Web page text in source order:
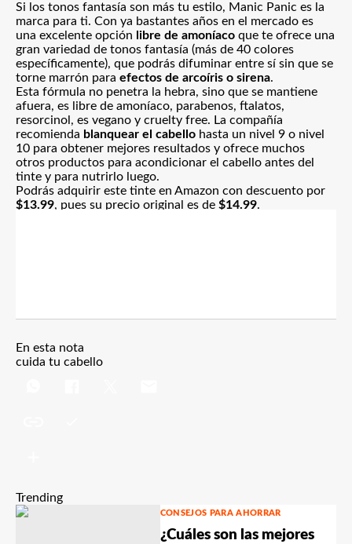
Si los tonos fantasía son más tu estilo, Manic Panic es la
marca para ti. Con ya bastantes años en el mercado es
una excelente opción libre de amoníaco que te ofrece una
gran variedad de tonos fantasía (más de 40 colores
específicamente), que podrás difuminar entre sí sin que se
torne marrón para efectos de arcoíris o sirena.
Esta fórmula no penetra la hebra, sino que se mantiene
afuera, es libre de amoníaco, parabenos, ftalatos,
resorcinol, es vegano y cruelty free. La compañía
recomienda blanquear el cabello hasta un nivel 9 o nivel
10 para obtener mejores resultados y ofrece muchos
otros productos para acondicionar el cabello antes del
tinte y para nutrirlo luego.
Podrás adquirir este tinte en Amazon con descuento por
$13.99, pues su precio original es de $14.99.
En esta nota
cuida tu cabello
Trending
CONSEJOS PARA AHORRAR
¿Cuáles son las mejores